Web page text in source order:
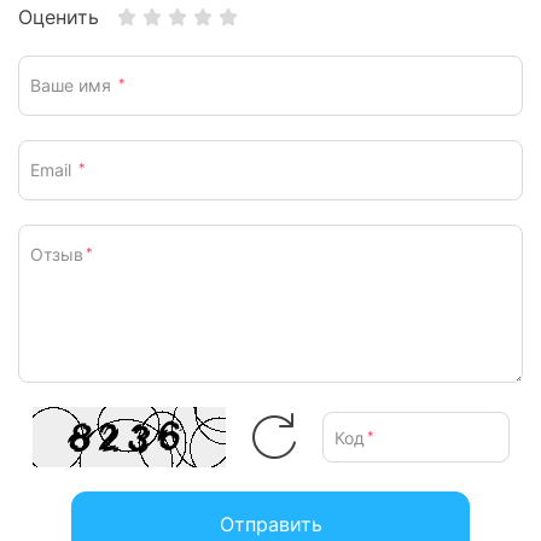
Оценить
Ваше имя *
Email *
Отзыв *
Код *
Отправить